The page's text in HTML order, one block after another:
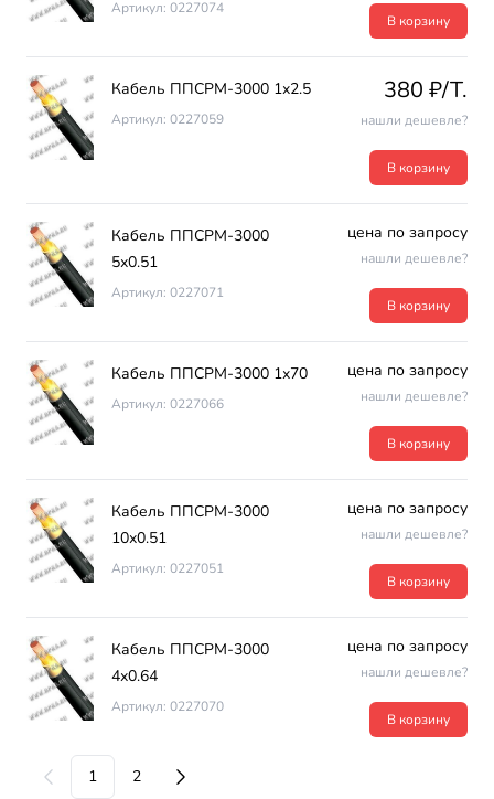
Артикул: 0227074
В корзину
Кабель ППСРМ-3000 1х2.5
Артикул: 0227059
380 ₽/T.
нашли дешевле?
В корзину
Кабель ППСРМ-3000
5х0.51
Артикул: 0227071
цена по запросу
нашли дешевле?
В корзину
Кабель ППСРМ-3000 1х70
Артикул: 0227066
цена по запросу
нашли дешевле?
В корзину
Кабель ППСРМ-3000
10х0.51
Артикул: 0227051
цена по запросу
нашли дешевле?
В корзину
Кабель ППСРМ-3000
4х0.64
Артикул: 0227070
цена по запросу
нашли дешевле?
В корзину
1 2